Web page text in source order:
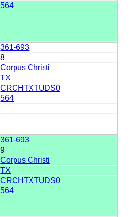
564
361-693
8
Corpus Christi
TX
CRCHTXTUDS0
564
361-693
9
Corpus Christi
TX
CRCHTXTUDS0
564